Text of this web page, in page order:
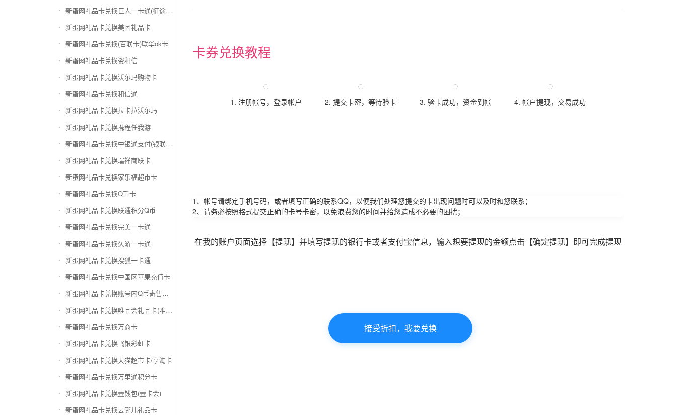
新蛋网礼品卡兑换巨人一卡通(征途卡)
新蛋网礼品卡兑换美团礼品卡
新蛋网礼品卡兑换(百联卡)联华ok卡
新蛋网礼品卡兑换资和信
新蛋网礼品卡兑换沃尔玛购物卡
新蛋网礼品卡兑换和信通
新蛋网礼品卡兑换拉卡拉沃尔玛
新蛋网礼品卡兑换携程任我游
新蛋网礼品卡兑换中银通支付(银联购物卡)
新蛋网礼品卡兑换瑞祥商联卡
新蛋网礼品卡兑换家乐福超市卡
新蛋网礼品卡兑换Q币卡
新蛋网礼品卡兑换联通积分Q币
新蛋网礼品卡兑换完美一卡通
新蛋网礼品卡兑换久游一卡通
新蛋网礼品卡兑换搜狐一卡通
新蛋网礼品卡兑换中国区苹果充值卡
新蛋网礼品卡兑换账号内Q币寄售（维护中）
新蛋网礼品卡兑换唯品会礼品卡(唯品卡)
新蛋网礼品卡兑换万商卡
新蛋网礼品卡兑换飞银彩虹卡
新蛋网礼品卡兑换天猫超市卡/享淘卡
新蛋网礼品卡兑换万里通积分卡
新蛋网礼品卡兑换壹钱包(壹卡会)
新蛋网礼品卡兑换去哪儿礼品卡
卡券兑换教程
1. 注册帐号，登录帐户 2. 提交卡密，等待验卡 3. 验卡成功，资金到帐 4. 帐户提现，交易成功
1、帐号请绑定手机号码，或者填写正确的联系QQ，以便我们处理您提交的卡出现问题时可以及时和您联系；
2、请务必按照格式提交正确的卡号卡密，以免浪费您的时间并给您造成不必要的困扰；
在我的账户页面选择【提现】并填写提现的银行卡或者支付宝信息，输入想要提现的金额点击【确定提现】即可完成提现
接受折扣，我要兑换